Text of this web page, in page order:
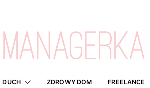
DUCH ZDROWY DOM FREELANCE